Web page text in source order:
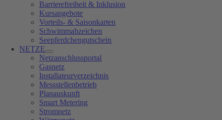
Barrierefreiheit & Inklusion
Kursangebote
Vorteils- & Saisonkarten
Schwimmabzeichen
Seepferdchengutschein
NETZE
Netzanschlussportal
Gasnetz
Installateurverzeichnis
Messstellenbetrieb
Planauskunft
Smart Metering
Stromnetz